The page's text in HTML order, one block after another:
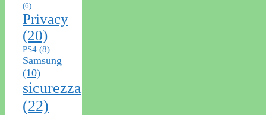
(6)
Privacy
(20)
PS4 (8)
Samsung
(10)
sicurezza
(22)